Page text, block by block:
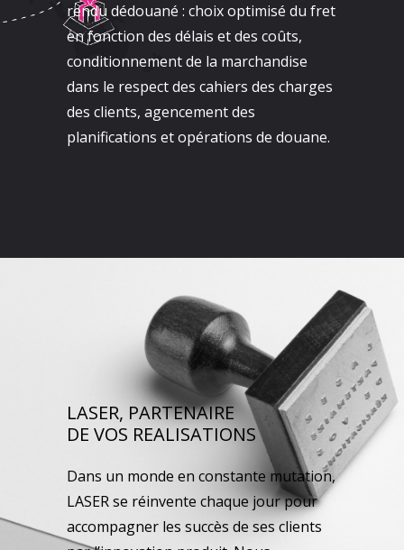
rendu dédouané : choix optimisé du fret
en fonction des délais et des coûts,
conditionnement de la marchandise
dans le respect des cahiers des charges
des clients, agencement des
planifications et opérations de douane.
LASER, PARTENAIRE
DE VOS REALISATIONS
Dans un monde en constante mutation,
LASER se réinvente chaque jour pour
accompagner les succès de ses clients